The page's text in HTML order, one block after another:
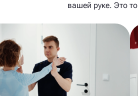
вашей руке. Это